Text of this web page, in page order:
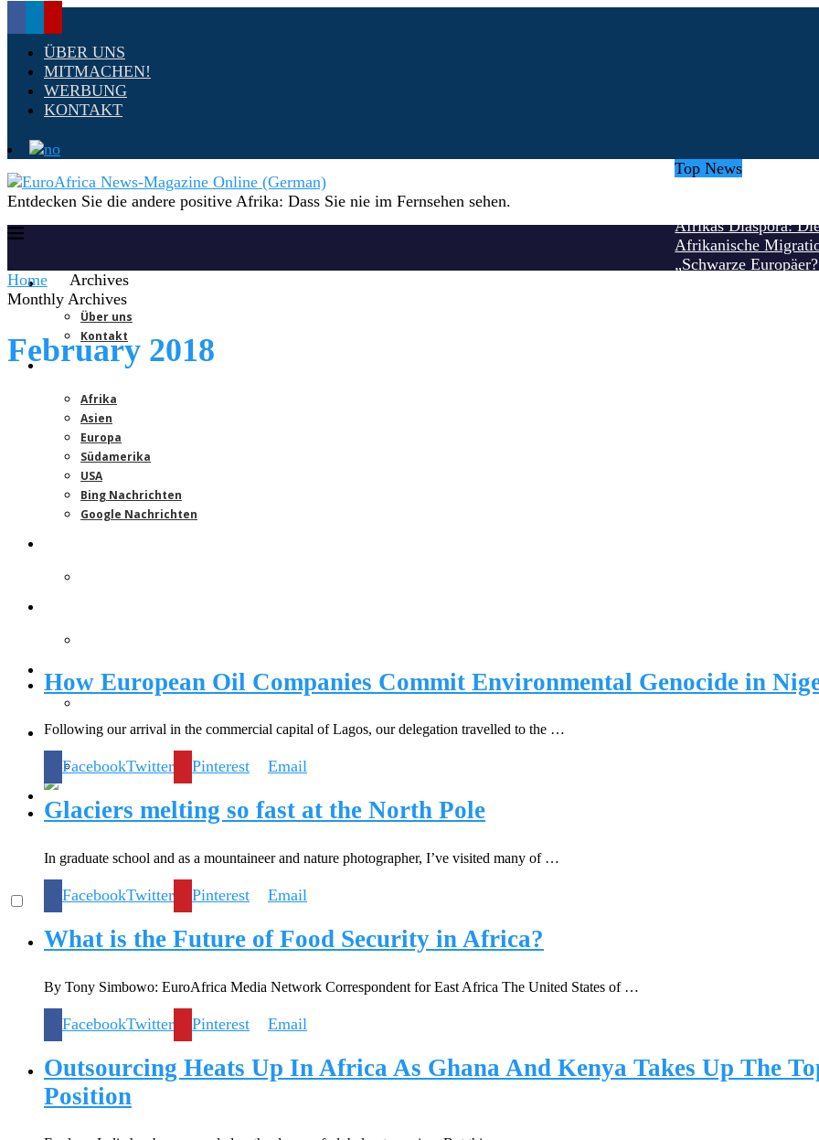
ÜBER UNS
MITMACHEN!
WERBUNG
KONTAKT
Top News
Afrikas Diaspora:
Afrikanische
„Schwarze
Entdecken Sie die andere positive Afrika: Dass Sie nie im Fernsehen sehen.
Startseite
Über uns
Kontakt
Afrika
Asien
Europa
Südamerika
USA
Bing Nachrichten
Google Nachrichten
Inspirationen
Wissen & Forschung
Home
Archives
Monthly Archives
February 2018
How European Oil Companies Commit Environmental Genocide in
Following our arrival in the commercial capital of Lagos, our delegation travelled to the …
FacebookTwitter Pinterest Email
Glaciers melting so fast at the North Pole
In graduate school and as a mountaineer and nature photographer, I’ve visited many of …
FacebookTwitter Pinterest Email
What is the Future of Food Security in Africa?
By Tony Simbowo: EuroAfrica Media Network Correspondent for East Africa The United States of …
FacebookTwitter Pinterest Email
Outsourcing Heats Up In Africa As Ghana And Kenya Takes Up The
Position